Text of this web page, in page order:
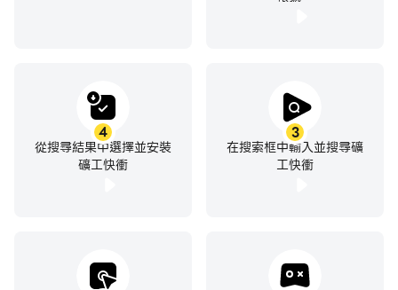
3
在搜索框中輸入並搜尋礦
工快衝
4
從搜尋結果中選擇並安裝
礦工快衝